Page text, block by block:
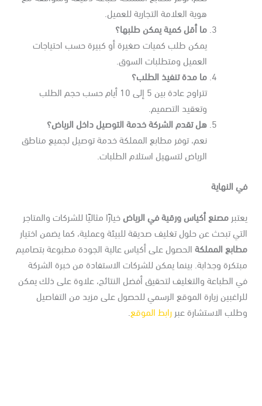
هوية العلامة التجارية للعميل.
ما أقل كمية يمكن طلبها؟
يمكن طلب كميات صغيرة أو كبيرة حسب احتياجات
العميل ومتطلبات السوق.
ما مدة تنفيذ الطلب؟
تتراوح عادة بين 5 إلى 10 أيام حسب حجم الطلب
وتعقيد التصميم.
هل تقدم الشركة خدمة التوصيل داخل الرياض؟
نعم، توفر مطابع المملكة خدمة توصيل لجميع مناطق
الرياض لتسهيل استلام الطلبات.
النهاية
مصنع أكياس ورقية في الرياضخيارًا مثاليًا للشركات والمتاجر
تبحث عن حلول تغليف صديقة للبيئة وعملية، كما يضمن اختيار
المملكةالحصول على أكياس عالية الجودة مطبوعة بتصاميم
وجذابة. بينما يمكن للشركات الاستفادة من خبرة الشركة
الطباعة والتغليف لتحقيق أفضل النتائج، علاوة على ذلك يمكن
زيارة الموقع الرسمي للحصول على مزيد من التفاصيل
الاستشارة عبررابط الموقع.